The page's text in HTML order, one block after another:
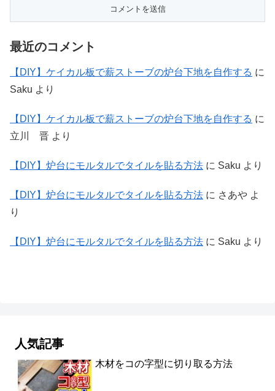
最近のコメント
【DIY】ケイカル板で薪ストーブの炉台下地を自作する に
Saku より
【DIY】ケイカル板で薪ストーブの炉台下地を自作する に
立川 晋 より
【DIY】炉台にモルタルでタイルを貼る方法 に Saku より
【DIY】炉台にモルタルでタイルを貼る方法 に さあや よ
り
【DIY】炉台にモルタルでタイルを貼る方法 に Saku より
人気記事
木材をコの字型に切り取る方法